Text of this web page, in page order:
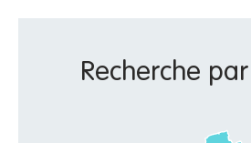
Recherche